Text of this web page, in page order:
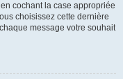
cochant la case appropriée
choisissez cette dernière
message votre souhait